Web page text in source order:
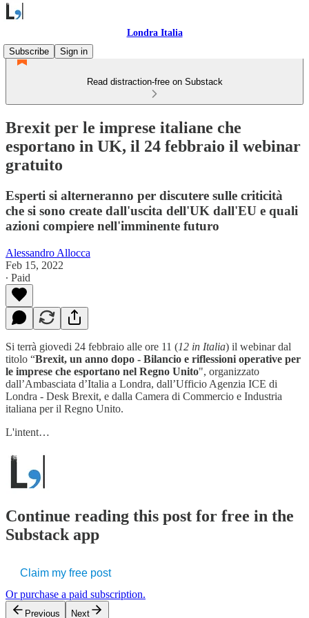
Londra Italia
Subscribe
Sign in
Read distraction-free on Substack
Brexit per le imprese italiane che
esportano in UK, il 24 febbraio il webinar
gratuito
Esperti si alterneranno per discutere sulle criticità
che si sono create dall'uscita dell'UK dall'EU e quali
azioni compiere nell'imminente futuro
Alessandro Allocca
Feb 15, 2022
∙ Paid
Si terrà giovedi 24 febbraio alle ore 11 (12 in Italia) il webinar dal
titolo “Brexit, un anno dopo - Bilancio e riflessioni operative per
le imprese che esportano nel Regno Unito", organizzato
dall’Ambasciata d’Italia a Londra, dall’Ufficio Agenzia ICE di
Londra - Desk Brexit, e dalla Camera di Commercio e Industria
italiana per il Regno Unito.
L'intent…
Continue reading this post for free in the
Substack app
Claim my free post
Or purchase a paid subscription.
Previous Next